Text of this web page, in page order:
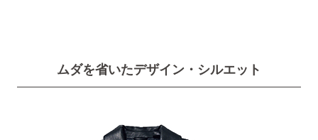
ムダを省いたデザイン・シルエット